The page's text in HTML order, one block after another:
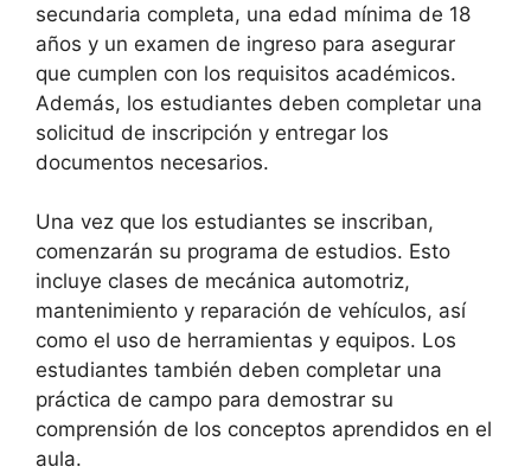
secundaria completa, una edad mínima de 18
años y un examen de ingreso para asegurar
que cumplen con los requisitos académicos.
Además, los estudiantes deben completar una
solicitud de inscripción y entregar los
documentos necesarios.
Una vez que los estudiantes se inscriban,
comenzarán su programa de estudios. Esto
incluye clases de mecánica automotriz,
mantenimiento y reparación de vehículos, así
como el uso de herramientas y equipos. Los
estudiantes también deben completar una
práctica de campo para demostrar su
comprensión de los conceptos aprendidos en el
aula.